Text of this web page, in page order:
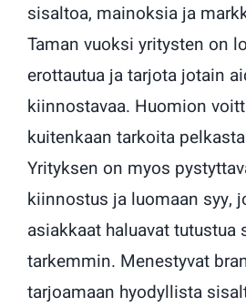
sisaltoa, mainoksia ja
Taman vuoksi yritysten on
erottautua ja tarjota jotain
kiinnostavaa. Huomion
kuitenkaan tarkoita
Yrityksen on myos
kiinnostus ja luomaan syy,
asiakkaat haluavat tutustua
tarkemmin. Menestyvat
tarjoamaan hyodyllista